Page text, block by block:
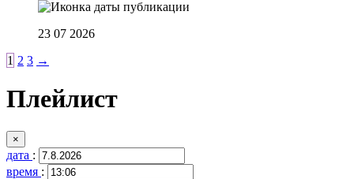
23 07 2026
1 2 3 →
Плейлист
×
дата :
время :